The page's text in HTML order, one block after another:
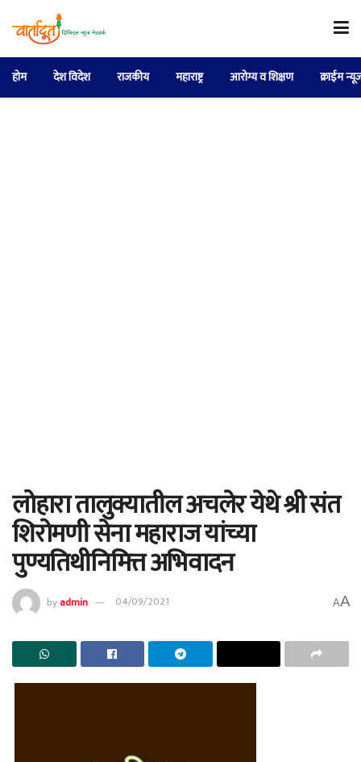
होम देश विदेश राजकीय महाराष्ट्र आरोग्य व शिक्षण क्राईम
लोहारा तालुक्यातील अचलेर येथे श्री संत
शिरोमणी सेना महाराज यांच्या
पुण्यतिथीनिमित्त अभिवादन
byadmin 04/09/2021 AA